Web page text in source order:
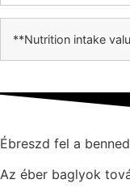
**Nutrition intake
Ébreszd fel a
Az éber baglyok